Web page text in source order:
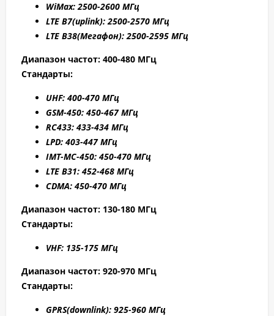
WiMax: 2500-2600 МГц
LTE B7(uplink): 2500-2570 МГц
LTE B38(Мегафон): 2500-2595 МГц
Диапазон частот: 400-480 МГц
Стандарты:
UHF: 400-470 МГц
GSM-450: 450-467 МГц
RC433: 433-434 МГц
LPD: 403-447 МГц
IMT-MC-450: 450-470 МГц
LTE B31: 452-468 МГц
CDMA: 450-470 МГц
Диапазон частот: 130-180 МГц
Стандарты:
VHF: 135-175 МГц
Диапазон частот: 920-970 МГц
Стандарты:
GPRS(downlink): 925-960 МГц